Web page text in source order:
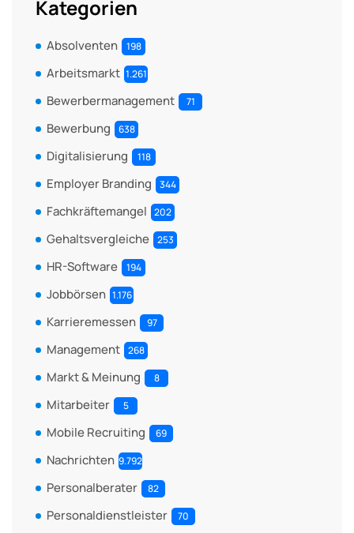
Kategorien
Absolventen 198
Arbeitsmarkt 1.261
Bewerbermanagement 71
Bewerbung 638
Digitalisierung 118
Employer Branding 344
Fachkräftemangel 202
Gehaltsvergleiche 253
HR-Software 194
Jobbörsen 1.176
Karrieremessen 97
Management 268
Markt & Meinung 8
Mitarbeiter 5
Mobile Recruiting 69
Nachrichten 9.792
Personalberater 82
Personaldienstleister 70